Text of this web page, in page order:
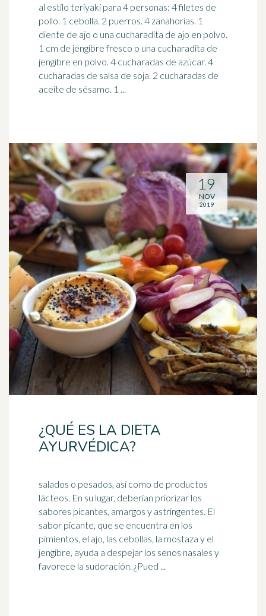
al estilo teriyaki para 4 personas: 4 filetes de
pollo. 1 cebolla. 2 puerros. 4 zanahorias. 1
diente de ajo o una cucharadita de ajo en polvo.
1 cm de jengibrefresco o una cucharadita de
jengibre en polvo. 4 cucharadas de azúcar. 4
cucharadas de salsa de soja. 2 cucharadas de
aceite de sésamo. 1 ...
¿QUÉ ES LA DIETA
AYURVÉDICA?
salados o pesados, así como de productos
lácteos. En su lugar, deberían priorizar los
sabores picantes, amargos y astringentes. El
sabor picante, que se encuentra en los
pimientos, el ajo, las cebollas, la mostaza y el
jengibre, ayuda a despejar los senos nasales y
favorece la sudoración. ¿Pued ...
19
NOV
2019